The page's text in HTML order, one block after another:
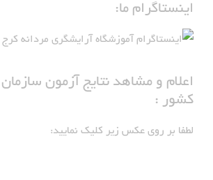
اینستاگرام ما:
اعلام و مشاهد نتایج آزمون
کشور :
لطفا بر روی عکس زیر کلیک نمایید: